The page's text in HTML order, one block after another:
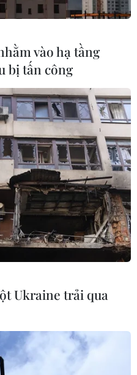
vào hạ tầng
bị tấn công
Ukraine trải qua